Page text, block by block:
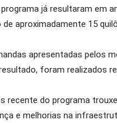
já resultaram em
aproximadamente 15
apresentadas pelos
foram realizados
recente do programa
e melhorias na